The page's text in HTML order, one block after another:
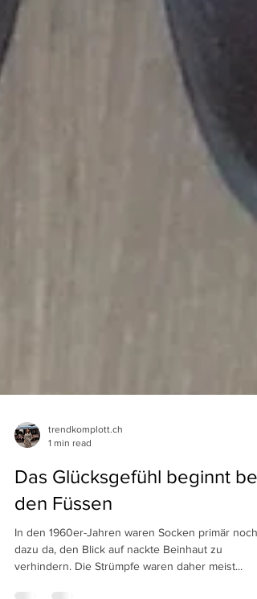
trendkomplott.ch
Das Glücksgefühl beginnt bei
den Füssen